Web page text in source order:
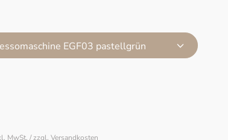
EGF03 pastellgrün
MwSt. / zzgl. Versandkosten